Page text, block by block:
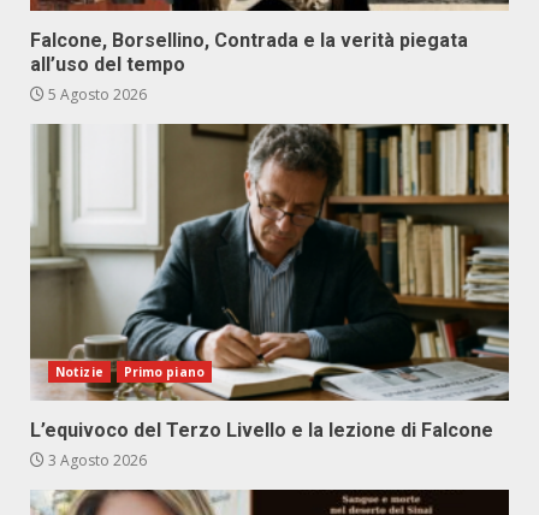
Falcone, Borsellino, Contrada e la verità piegata
all’uso del tempo
5 Agosto 2026
Notizie Primo piano
L’equivoco del Terzo Livello e la lezione di Falcone
3 Agosto 2026